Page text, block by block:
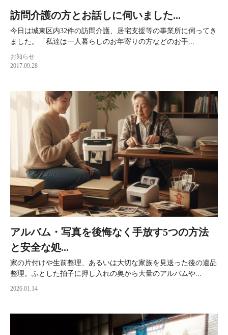
訪問介護の方とお話しに伺いました...
今日は城東区内32件の訪問介護、居宅支援等の事業所に伺ってき
ました。「私達は一人暮らしのお年寄りの方などのお手...
お知らせ
2017.09.28
アルバム・写真を後悔なく手放す5つの方法
と安全な処...
家の片付けや生前整理、あるいは大切な家族を見送った後の遺品
整理。ふとした拍子に押し入れの奥から大量のアルバムや...
2026.01.14